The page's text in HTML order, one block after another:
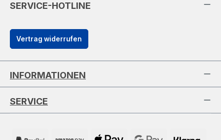
SERVICE-HOTLINE
Vertrag widerrufen
INFORMATIONEN
SERVICE